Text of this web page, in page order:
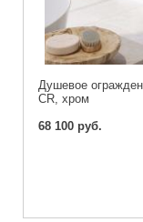
Душевое
CR, хром
68 100 руб.